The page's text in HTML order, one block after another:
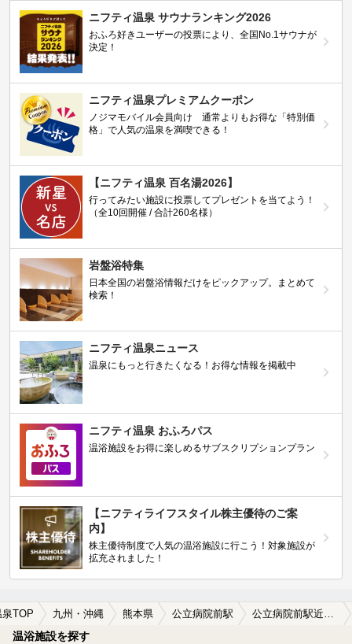
ニフティ温泉 サウナランキング2026
おふろ好きユーザーの投票により、全国No.1サウナが
決定！
ニフティ温泉プレミアムクーポン
ノジマモバイル会員向け 通常よりもお得な「特別価
格」で人気の温泉を満喫できる！
【ニフティ温泉 百名湯2026】
行ってみたい施設に投票してプレゼントを当てよう！
（全10回開催 / 合計260名様）
岩盤浴特集
日本全国の岩盤浴情報だけをピックアップ。まとめて
検索！
ニフティ温泉ニュース
温泉にもっと行きたくなる！お得な情報を掲載中
ニフティ温泉 おふろパス
温浴施設をお得に楽しめるサブスクリプションプラン
【ニフティライフスタイル株主優待のご案
内】
株主優待制度で人気の温浴施設に行こう！対象施設が
拡充されました！
泉TOP 九州・沖縄 熊本県 公立病院前駅 公立病院前駅近くのサウナ施設おすすめ(2026年版)
温浴施設を探す